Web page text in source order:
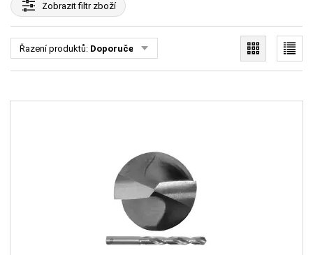
Zobrazitfiltr zboží
Řazení produktů: Doporučené